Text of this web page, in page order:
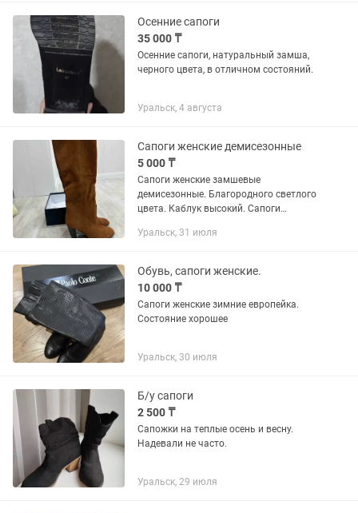
устойчивый...
Осенние сапоги
35 000 ₸
Осенние сапоги, натуральный замша,
черного цвета, в отличном состояний.
Уральск, 4 августа
Сапоги женские демисезонные
5 000 ₸
Сапоги женские замшевые
демисезонные. Благородного светлого
цвета. Каблук высокий. Сапоги
Уральск, 31 июля
Обувь, сапоги женские.
10 000 ₸
Сапоги женские зимние европейка.
Состояние хорошее
Уральск, 30 июля
Б/у сапоги
2 500 ₸
Сапожки на теплые осень и весну.
Надевали не часто.
Уральск, 29 июля